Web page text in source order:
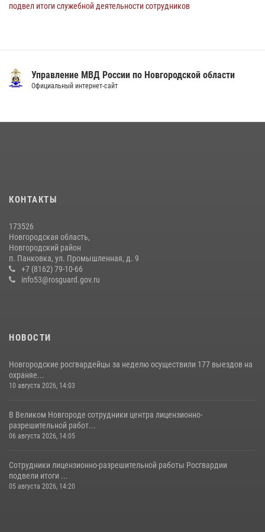
подвел итоги служебной деятельности сотрудников
воспитанников летнего лагеря мастер-класс по тактической
медицине
Росгвардейцы из Великого Новгорода стали призерами в личном
Петербурге на окружном этапе ежегодного Всероссийского
вневедомственной охраны Росгвардии
28 июля 2026, 14:26 7
Центр лицензионно-разрешительной работы Управления
Росгвардии по Новгородской области провёл телефонную «горячую
Управление МВД России по Новгородской области
Официальный интернет-сайт
КОНТАКТЫ
173526
Новгородская область,
Новгородский район
п. Панковка, ул. Промышленная, д. 9
+7 (8162) 79-10-66
info53@rosguard.gov.ru
НОВОСТИ
Новгородские росгвардейцы за неделю осуществили 177 выездов на
охраняе...
10 августа 2026, 14:03
В Великом Новгороде сотрудники центра лицензионно-
разрешительной работ...
06 августа 2026, 14:05
Сотрудники лицензионно-разрешительной работы Росгвардии
подвели итоги ...
05 августа 2026, 14:20